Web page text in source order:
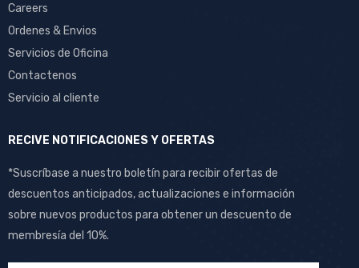
Careers
Ordenes & Envios
Servicios de Oficina
Contactenos
Servicio al cliente
RECIVE NOTIFICACIONES Y OFERTAS
*Suscríbase a nuestro boletín para recibir ofertas de
descuentos anticipados, actualizaciones e información
sobre nuevos productos para obtener un descuento de
membresía del 10%.